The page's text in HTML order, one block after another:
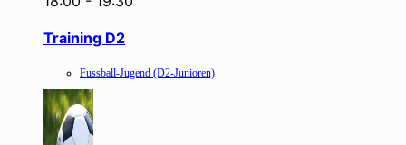
Training D2
Fussball-Jugend (D2-Junioren)